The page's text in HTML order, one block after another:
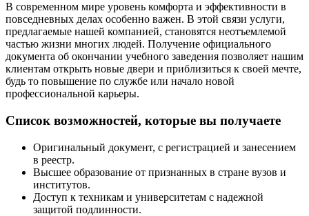
В современном мире уровень комфорта и эффективности в
повседневных делах особенно важен. В этой связи услуги,
предлагаемые нашей компанией, становятся неотъемлемой
частью жизни многих людей. Получение официального
документа об окончании учебного заведения позволяет нашим
клиентам открыть новые двери и приблизиться к своей мечте,
будь то повышение по службе или начало новой
профессиональной карьеры.
Список возможностей, которые вы получаете
Оригинальный документ, с регистрацией и занесением
в реестр.
Высшее образование от признанных в стране вузов и
институтов.
Доступ к техникам и университетам с надежной
защитой подлинности.